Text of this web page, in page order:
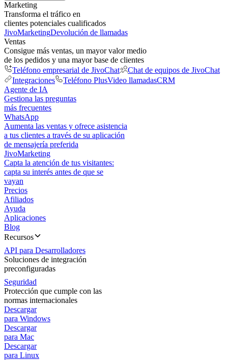
Marketing
Transforma el tráfico en
clientes potenciales cualificados
JivoMarketingDevolución de llamadas
Ventas
Consigue más ventas, un mayor valor medio
de los pedidos y una mayor base de clientes
Teléfono empresarial de JivoChat
Chat de equipos de JivoChat
Integraciones
Teléfono PlusVideo llamadasCRM
Agente de IA
Gestiona las preguntas
más frecuentes
WhatsApp
Aumenta las ventas y ofrece asistencia
a tus clientes a través de su aplicación
de mensajería preferida
JivoMarketing
Capta la atención de tus visitantes:
capta su interés antes de que se
vayan
Precios
Afiliados
Ayuda
Aplicaciones
Blog
Recursos
API para Desarrolladores
Soluciones de integración
preconfiguradas
Seguridad
Protección que cumple con las
normas internacionales
Descargar
para Windows
Descargar
para Mac
Descargar
para Linux